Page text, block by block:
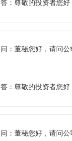
答： 尊敬的投资者您好
问： 董秘您好，请问
答： 尊敬的投资者您好
问： 董秘您好，请问